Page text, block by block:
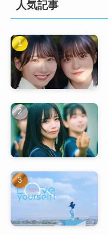
人気記事